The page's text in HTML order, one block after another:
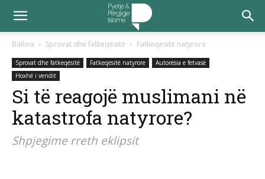
Ballina Sprovat dhe fatkeqësitë Fatkeqësitë natyrore
Sprovat dhe fatkeqësitë Fatkeqësitë natyrore
Autorësia e fetvasë
Hoxhë i vendit
Si të reagojë muslimani në
katastrofa natyrore?
Shpjegime rreth eklipsit